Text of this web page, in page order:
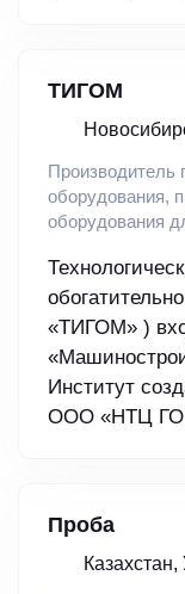
ТИГОМ
Производитель
оборудования,
оборудования
«ТИГОМ» )
Институт
ООО «НТЦ
Проба